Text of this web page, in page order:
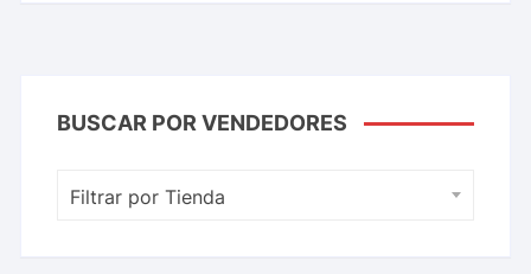
BUSCAR POR VENDEDORES
Filtrar por Tienda